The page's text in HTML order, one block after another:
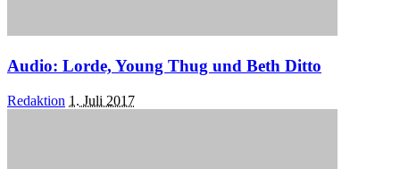
Audio: Lorde, Young Thug und Beth Ditto
Posted
Redaktion 1. Juli 2017